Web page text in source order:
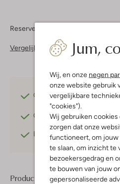
Jum,
Wij, en onze negen
onze website gebruik
vergelijkbare
"cookies").
Wij gebruiken cookies
zorgen dat onze
functioneert, om jouw
te slaan, om inzicht te
bezoekersgedrag en
te bouwen van jouw
gepersonaliseerde
Reserveer direct in een van onze
Vergelijkbare items
Gratis verzendingvanaf
Gratis retournerenbinnen
Betaal achteraf met Klarna
Product informatie